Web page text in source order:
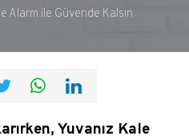
Alarm ile Güvende Kalsın
Yuvanız Kale